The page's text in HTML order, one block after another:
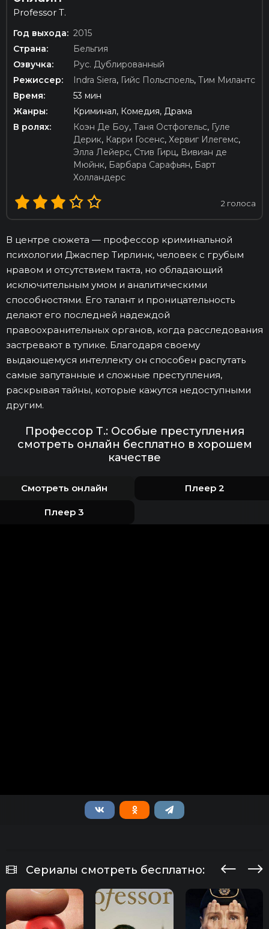
Professor T.
Год выхода: 2015
Страна:
Бельгия
Озвучка:
Рус. Дублированный
Режиссер:
Indra Siera, Гийс Польспоель, Тим Милантс
Время:
53 мин
Жанры:
Криминал, Комедия, Драма
В ролях:
Коэн Де Боу, Таня Остфогельс, Гуле
Дерик, Карри Госенс, Хервиг Илегемс,
Элла Лейерс, Стив Гирц, Вивиан де
Мюйнк, Барбара Сарафьян, Барт
Холландерс
2 голоса
В центре сюжета — профессор криминальной
психологии Джаспер Тирлинк, человек с грубым
нравом и отсутствием такта, но обладающий
исключительным умом и аналитическими
способностями. Его талант и проницательность
делают его последней надеждой
правоохранительных органов, когда расследования
застревают в тупике. Благодаря своему
выдающемуся интеллекту он способен распутать
самые запутанные и сложные преступления,
раскрывая тайны, которые кажутся недоступными
другим.
Профессор Т.: Особые преступления
смотреть онлайн бесплатно в хорошем
качестве
Смотреть онлайн Плеер 2
Плеер 3
Сериалы смотреть бесплатно: